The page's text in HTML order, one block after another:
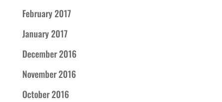
February 2017
January 2017
December 2016
November 2016
October 2016